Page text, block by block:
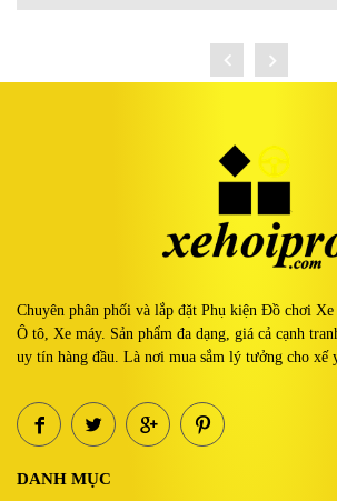
Chuyên phân phối và lắp đặt Phụ kiện Đồ chơi
Ô tô, Xe máy. Sản phẩm đa dạng, giá cả cạnh
uy tín hàng đầu. Là nơi mua sắm lý tưởng cho xế
DANH MỤC